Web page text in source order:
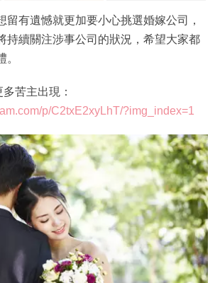
留有遺憾就更加要小心挑選婚嫁公司，
持續關注涉事公司的狀況，希望大家都
苦主出現：
p/C2txE2xyLhT/?img_index=1